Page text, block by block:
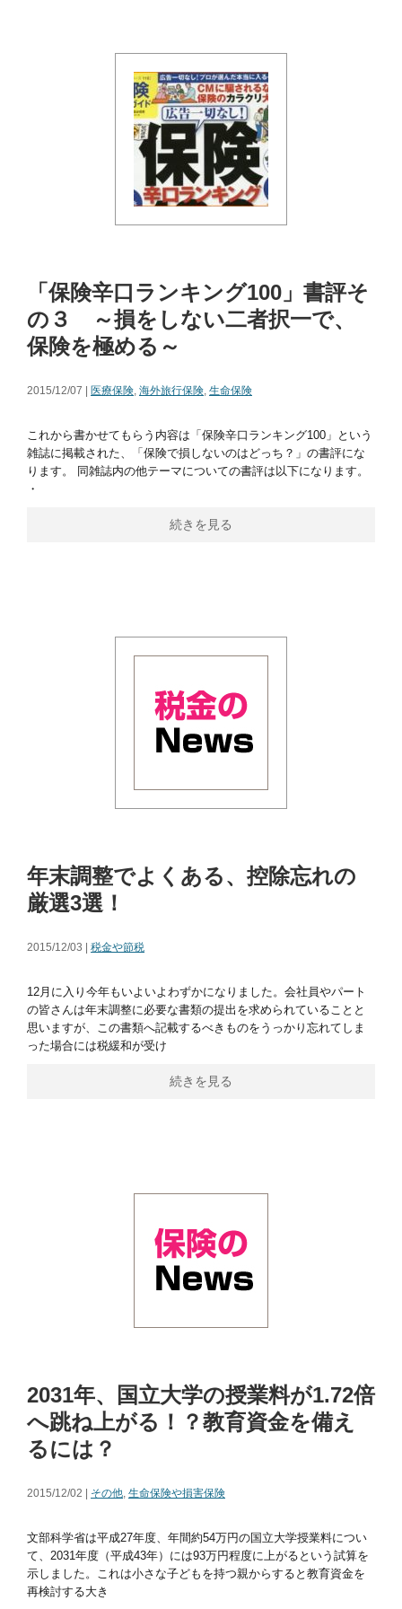
「保険辛口ランキング100」書評そ
の３ ～損をしない二者択一で、
保険を極める～
2015/12/07 | 医療保険, 海外旅行保険, 生命保険
これから書かせてもらう内容は「保険辛口ランキング100」という
雑誌に掲載された、「保険で損しないのはどっち？」の書評にな
ります。 同雑誌内の他テーマについての書評は以下になります。
・
続きを見る
年末調整でよくある、控除忘れの
厳選3選！
2015/12/03 | 税金や節税
12月に入り今年もいよいよわずかになりました。会社員やパート
の皆さんは年末調整に必要な書類の提出を求められていることと
思いますが、この書類へ記載するべきものをうっかり忘れてしま
った場合には税緩和が受け
続きを見る
2031年、国立大学の授業料が1.72倍
へ跳ね上がる！？教育資金を備え
るには？
2015/12/02 | その他, 生命保険や損害保険
文部科学省は平成27年度、年間約54万円の国立大学授業料につい
て、2031年度（平成43年）には93万円程度に上がるという試算を
示しました。これは小さな子どもを持つ親からすると教育資金を
再検討する大き